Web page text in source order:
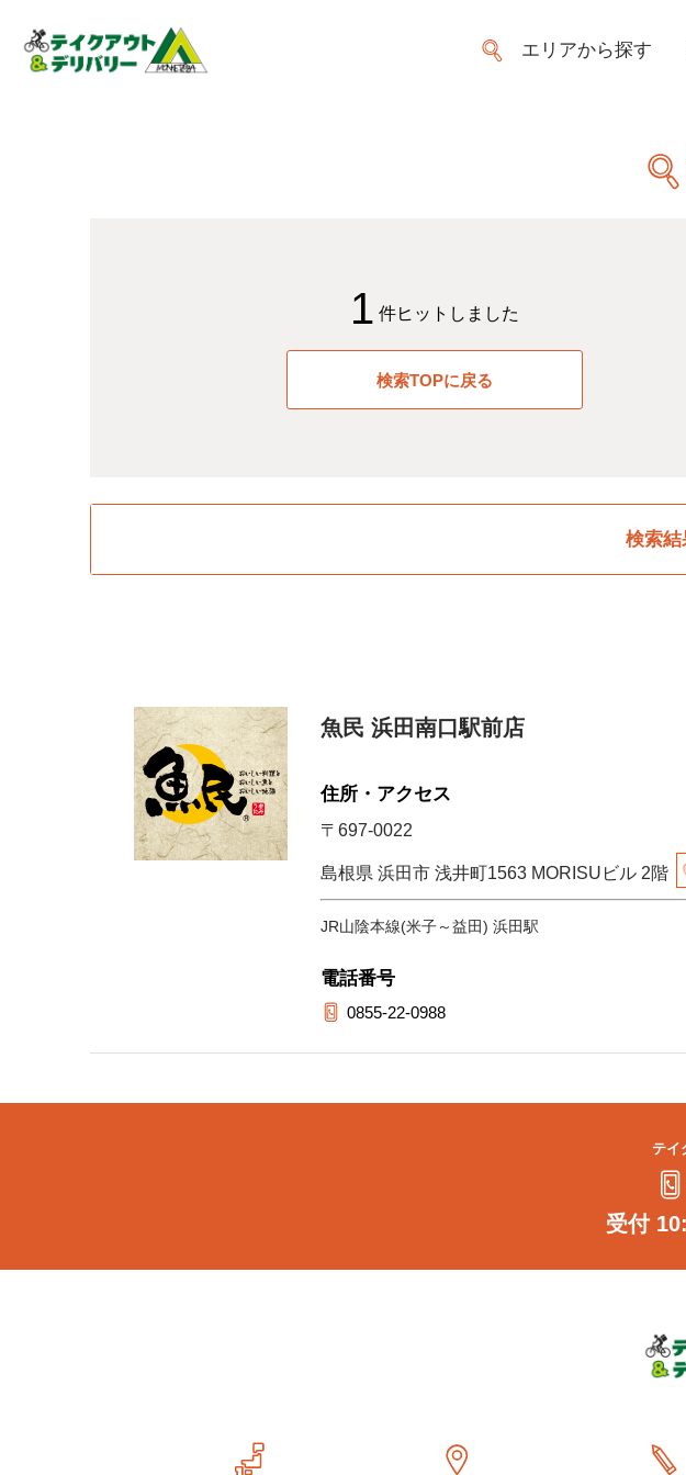
エリアから探す
1 件ヒットしました
検索TOPに戻る
検索
魚民 浜田南口駅前店
住所・アクセス
〒697-0022
島根県 浜田市 浅井町1563 MORISUビル 2階
JR山陰本線(米子～益田) 浜田駅
電話番号
0855-22-0988
テイ
受付